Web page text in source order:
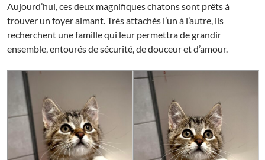
Aujourd’hui, ces deux magnifiques chatons sont prêts à
trouver un foyer aimant. Très attachés l’un à l’autre, ils
recherchent une famille qui leur permettra de grandir
ensemble, entourés de sécurité, de douceur et d’amour.